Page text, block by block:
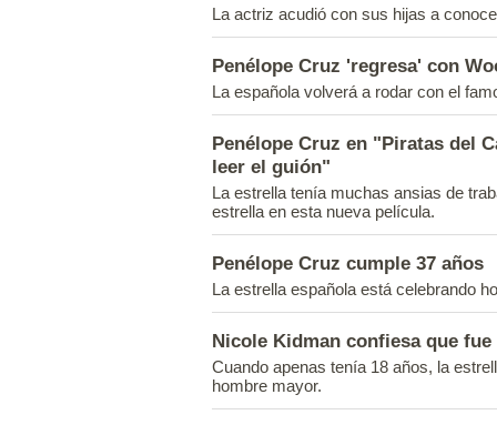
La actriz acudió con sus hijas a
Penélope Cruz 'regresa' con
La española volverá a rodar con el
Penélope Cruz en "Piratas del
leer el guión"
La estrella tenía muchas ansias de
estrella en esta nueva película.
Penélope Cruz cumple 37 años
La estrella española está celebrando
Nicole Kidman confiesa que
Cuando apenas tenía 18 años, la
hombre mayor.